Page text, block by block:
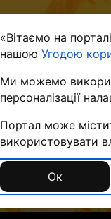
«Вітаємо на
нашою Угодою
Ми можемо
персоналізації
Портал може
використовувати
Ок